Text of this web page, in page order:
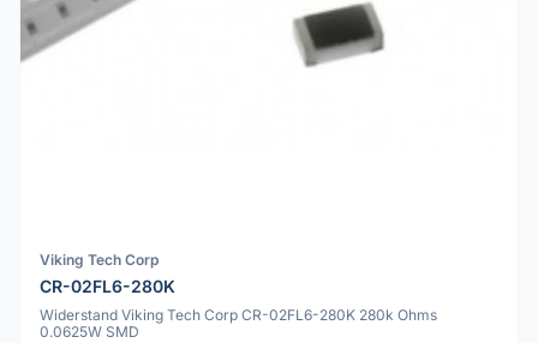
Viking Tech Corp
CR-02FL6-280K
Widerstand Viking Tech Corp CR-02FL6-280K 280k Ohms
0.0625W SMD